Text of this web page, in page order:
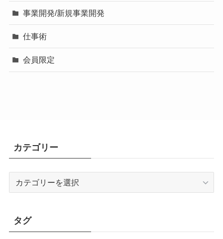
事業開発/新規事業開発
仕事術
会員限定
カテゴリー
ー
タグ